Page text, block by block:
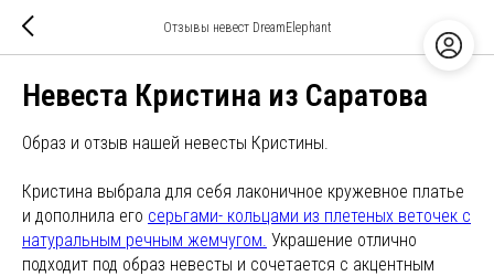
Отзывы невест DreamElephant
Невеста Кристина из Саратова
Образ и отзыв нашей невесты Кристины.
Кристина выбрала для себя лаконичное кружевное платье
и дополнила его серьгами- кольцами из плетеных веточек с
натуральным речным жемчугом. Украшение отлично
подходит под образ невесты и сочетается с акцентным